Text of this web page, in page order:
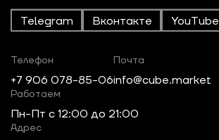
Telegram Вконтакте YouTube
Телефон
+7 906 078-85-06
Почта
info@cube.market
Работаем
Пн-Пт c 12:00 до 21:00
Адрес